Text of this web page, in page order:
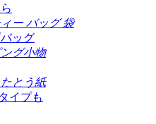
ー バッグ 袋
ッグ
グ小物
とう紙
イプも